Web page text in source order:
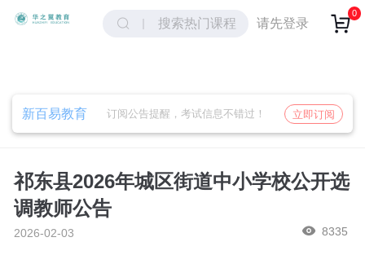
搜索热门课程 请先登录
0
取消 确定
新百易教育 订阅公告提醒，考试信息不错过！ 立即订阅
祁东县2026年城区街道中小学校公开选
调教师公告
2026-02-03 8335